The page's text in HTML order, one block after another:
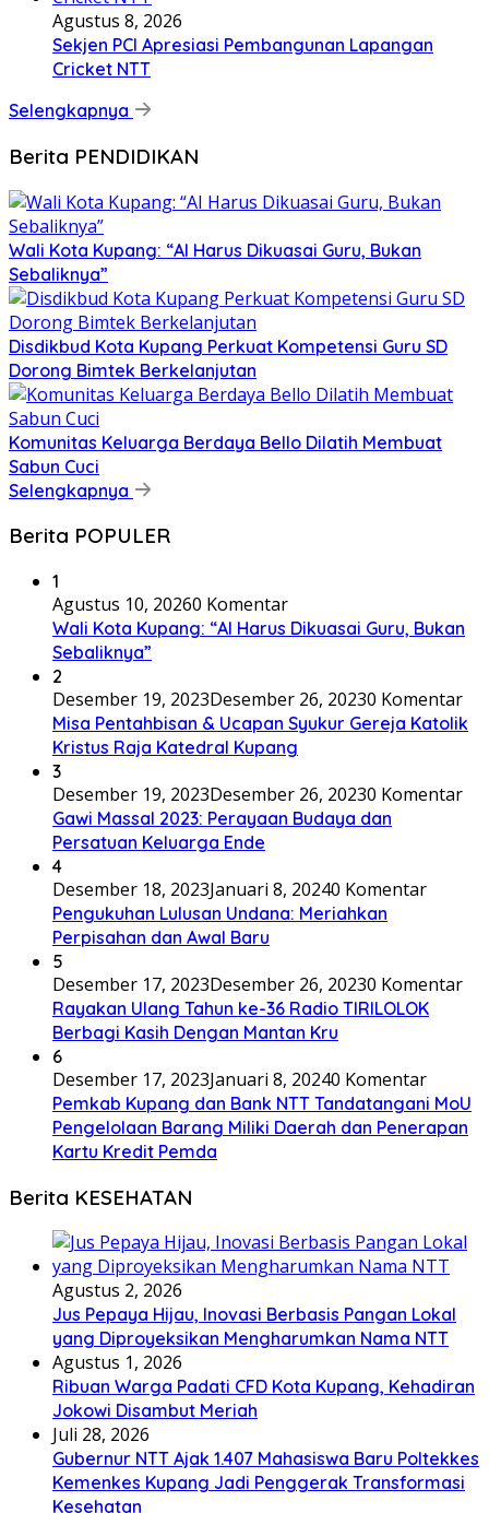
Agustus 8, 2026
Sekjen PCI Apresiasi Pembangunan Lapangan
Cricket NTT
Selengkapnya
Berita PENDIDIKAN
Wali Kota Kupang: “AI Harus Dikuasai Guru, Bukan
Sebaliknya”
Disdikbud Kota Kupang Perkuat Kompetensi Guru SD
Dorong Bimtek Berkelanjutan
Komunitas Keluarga Berdaya Bello Dilatih Membuat
Sabun Cuci
Selengkapnya
Berita POPULER
1
Agustus 10, 20260 Komentar
Wali Kota Kupang: “AI Harus Dikuasai Guru, Bukan
Sebaliknya”
2
Desember 19, 2023Desember 26, 20230 Komentar
Misa Pentahbisan & Ucapan Syukur Gereja Katolik
Kristus Raja Katedral Kupang
3
Desember 19, 2023Desember 26, 20230 Komentar
Gawi Massal 2023: Perayaan Budaya dan
Persatuan Keluarga Ende
4
Desember 18, 2023Januari 8, 20240 Komentar
Pengukuhan Lulusan Undana: Meriahkan
Perpisahan dan Awal Baru
5
Desember 17, 2023Desember 26, 20230 Komentar
Rayakan Ulang Tahun ke-36 Radio TIRILOLOK
Berbagi Kasih Dengan Mantan Kru
6
Desember 17, 2023Januari 8, 20240 Komentar
Pemkab Kupang dan Bank NTT Tandatangani MoU
Pengelolaan Barang Miliki Daerah dan Penerapan
Kartu Kredit Pemda
Berita KESEHATAN
Agustus 2, 2026
Jus Pepaya Hijau, Inovasi Berbasis Pangan Lokal
yang Diproyeksikan Mengharumkan Nama NTT
Agustus 1, 2026
Ribuan Warga Padati CFD Kota Kupang, Kehadiran
Jokowi Disambut Meriah
Juli 28, 2026
Gubernur NTT Ajak 1.407 Mahasiswa Baru Poltekkes
Kemenkes Kupang Jadi Penggerak Transformasi
Kesehatan